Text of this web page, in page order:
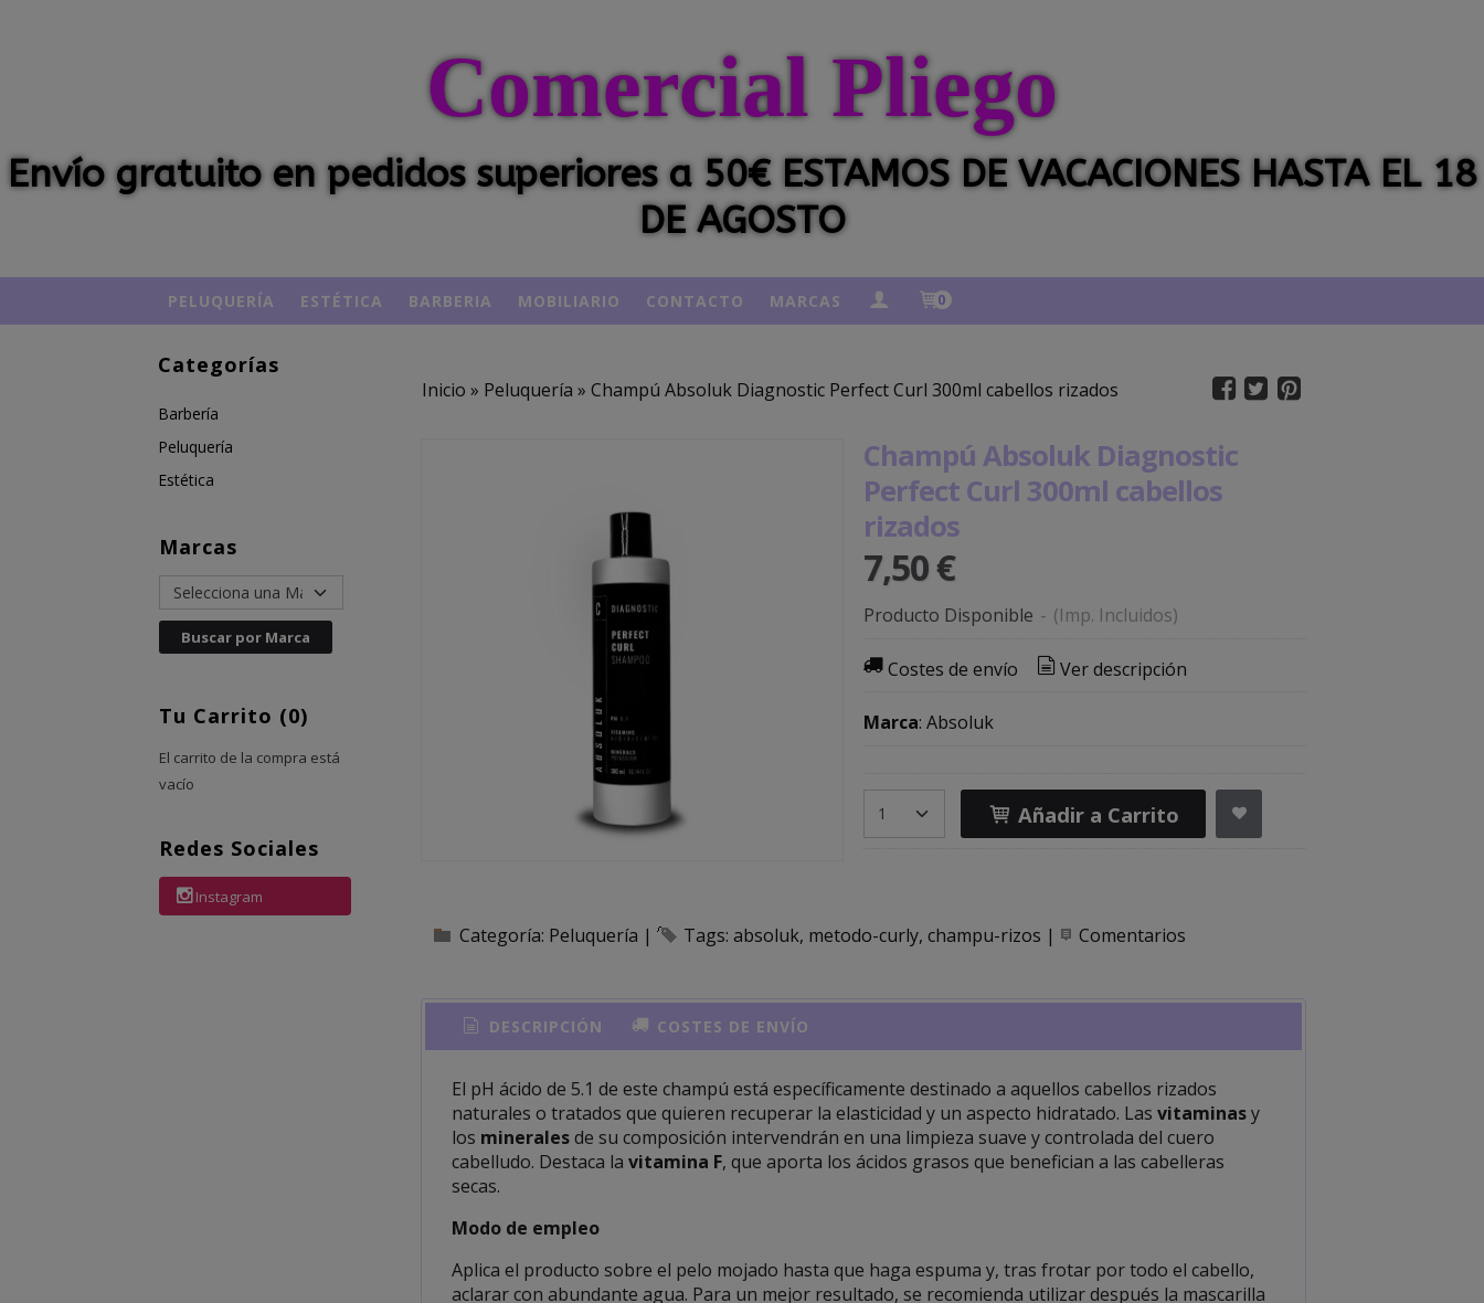
Comercial Pliego
Envío gratuito en pedidos superiores a 50€ ESTAMOS DE VACACIONES HASTA EL 18
DE AGOSTO
PELUQUERÍA ESTÉTICA BARBERIA MOBILIARIO CONTACTO MARCAS 0
Categorías
Barbería
Peluquería
Estética
Marcas
Tu Carrito (0)
El carrito de la compra está
vacío
Redes Sociales
Instagram
Inicio » Peluquería » Champú Absoluk Diagnostic Perfect Curl 300ml cabellos rizados
Champú Absoluk Diagnostic
Perfect Curl 300ml cabellos
rizados
7,50 €
Producto Disponible - (Imp. Incluidos)
Costes de envío Ver descripción
Marca: Absoluk
Añadir a Carrito
Categoría: Peluquería | Tags: absoluk metodo-curly champu-rizos | Comentarios
DESCRIPCIÓN COSTES DE ENVÍO
El pH ácido de 5.1 de este champú está específicamente destinado a aquellos cabellos rizados
naturales o tratados que quieren recuperar la elasticidad y un aspecto hidratado. Lasvitaminasy
los mineralesde su composición intervendrán en una limpieza suave y controlada del cuero
cabelludo. Destaca lavitamina F, que aporta los ácidos grasos que benefician a las cabelleras
secas.
Modo de empleo
Aplica el producto sobre el pelo mojado hasta que haga espuma y, tras frotar por todo el cabello,
aclarar con abundante agua. Para un mejor resultado, se recomienda utilizar después la mascarilla